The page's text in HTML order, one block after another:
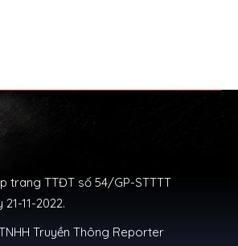
trang TTĐT số 54/GP-STTTT
11-2022.
Truyền Thông Reporter